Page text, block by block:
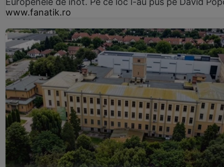
www.fanatik.ro